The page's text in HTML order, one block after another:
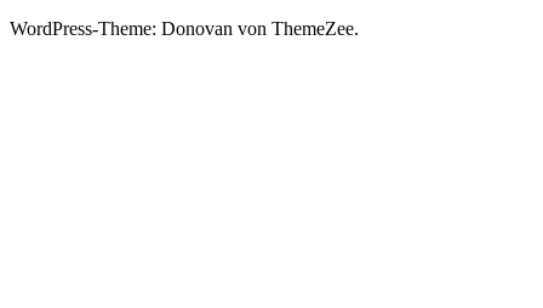
WordPress-Theme: Donovan von ThemeZee.